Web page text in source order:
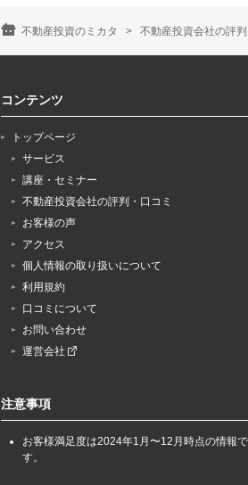
不動産投資のミカタ 不動産投資会社の評判
コンテンツ
トップページ
サービス
講座・セミナー
不動産投資会社の評判・口コミ
お客様の声
アクセス
個人情報の取り扱いについて
利用規約
口コミについて
お問い合わせ
運営会社
注意事項
お客様満足度は2024年1月〜12月時点の情報で
す。